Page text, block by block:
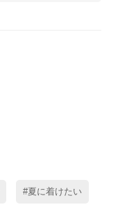
#夏に着けたい